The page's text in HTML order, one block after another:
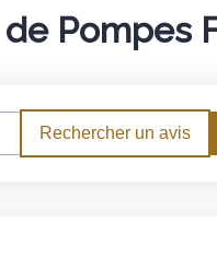
de Pompes
Rechercher un avis